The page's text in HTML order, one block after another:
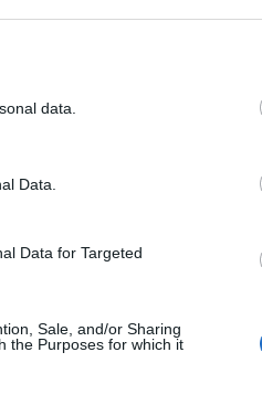
data.
Data.
Data for Targeted
Sale, and/or Sharing
the Purposes for which it